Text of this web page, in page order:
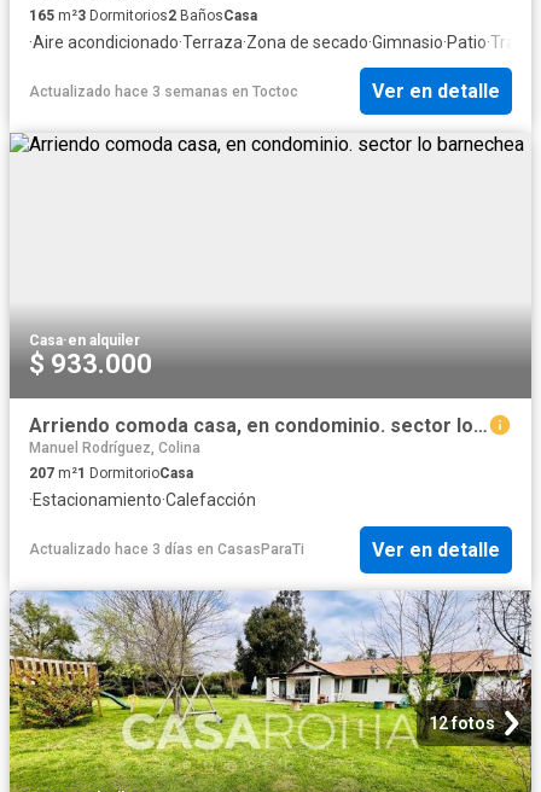
165 m²3 Dormitorios2 BañosCasa
·Aire acondicionado·Terraza·Zona de secado·Gimnasio·Patio·
Actualizado hace 3 semanas en Toctoc Ver en detalle
Casa·en alquiler
$ 933.000
Arriendo comoda casa, en condominio. sector lo barnechea
Manuel Rodríguez, Colina
207 m²1 DormitorioCasa
·Estacionamiento·Calefacción
Actualizado hace 3 días en CasasParaTi Ver en detalle
12 fotos